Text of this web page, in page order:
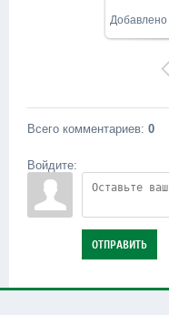
Добавлено
Всего комментариев: 0
Войдите:
ОТПРАВИТЬ